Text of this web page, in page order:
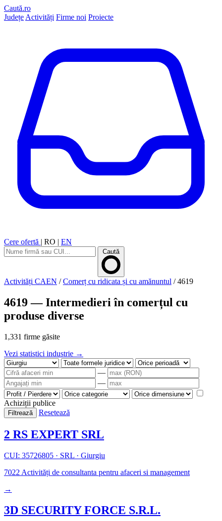
Caută.ro
Județe Activități Firme noi Proiecte
Cere ofertă | RO | EN
Caută
Activități CAEN / Comerț cu ridicata și cu amănuntul / 4619
4619 — Intermedieri în comerțul cu
produse diverse
1,331 firme găsite
Vezi statistici industrie →
—
—
Achiziții publice
Filtrează Resetează
2 RS EXPERT SRL
CUI: 35726805 · SRL · Giurgiu
7022 Activități de consultanta pentru afaceri si management
→
3D SECURITY FORCE S.R.L.